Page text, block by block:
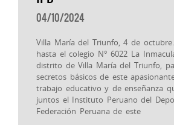
04/10/2024
Villa María del Triunfo, 4 de
hasta el colegio N° 6022 La
distrito de Villa María del Triunfo,
secretos básicos de este
trabajo educativo y de enseñanza
juntos el Instituto Peruano del
Federación Peruana de este